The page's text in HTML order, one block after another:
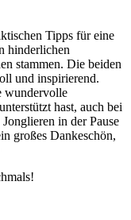
Tipps für eine
hinderlichen
stammen. Die beiden
und inspirierend.
wundervolle
hast, auch bei
in der Pause
großes Dankeschön,